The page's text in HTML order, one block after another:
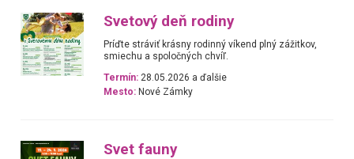
Svetový deň rodiny
Príďte stráviť krásny rodinný víkend plný zážitkov,
smiechu a spoločných chvíľ.
Termín: 28.05.2026 a ďalšie
Mesto: Nové Zámky
Svet fauny